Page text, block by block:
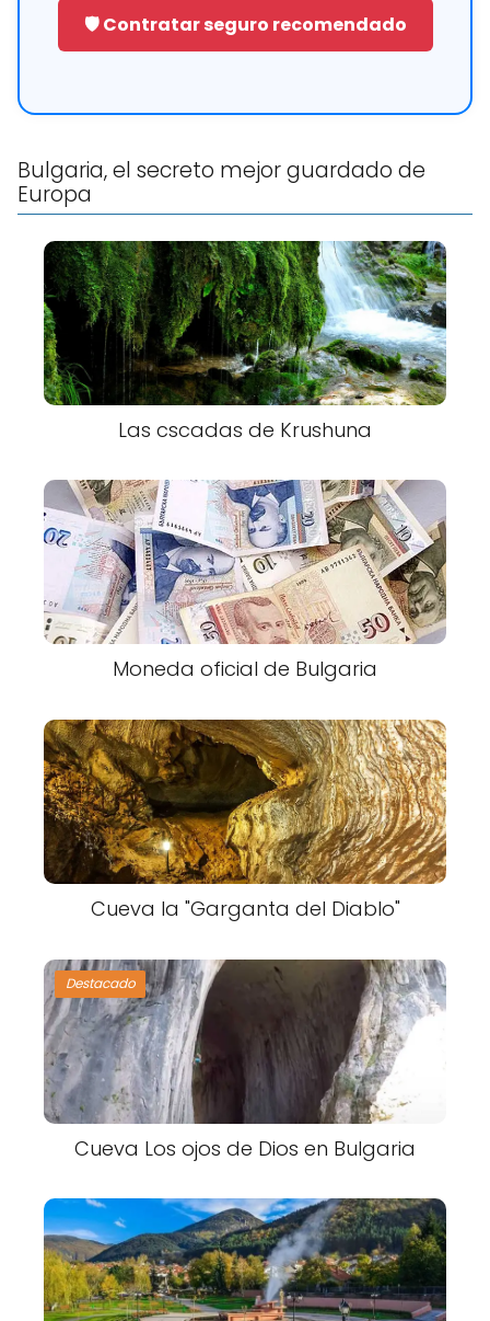
🛡️ Contratar seguro recomendado
Bulgaria, el secreto mejor guardado de
Europa
Las cscadas de Krushuna
Moneda oficial de Bulgaria
Cueva la "Garganta del Diablo"
Destacado
Cueva Los ojos de Dios en Bulgaria